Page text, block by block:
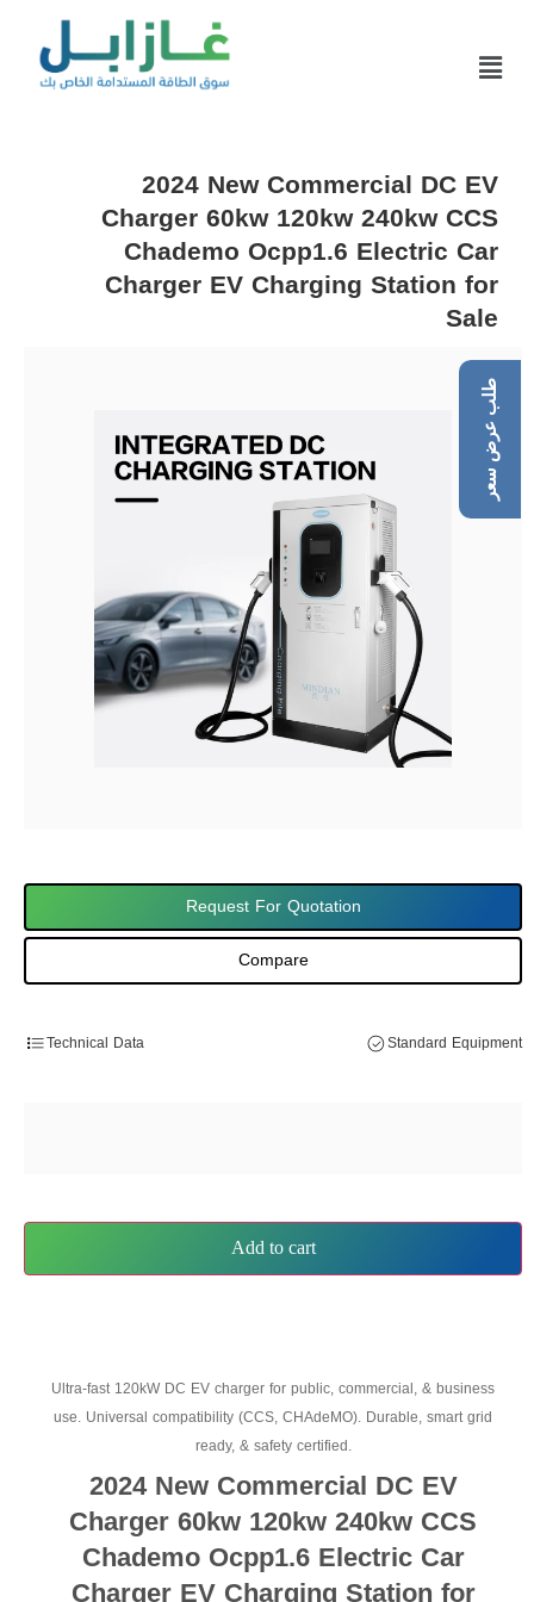
2024 New Commercial DC EV
Charger 60kw 120kw 240kw CCS
Chademo Ocpp1.6 Electric Car
Charger EV Charging Station for
Sale
Request For Quotation
Compare
Technical Data Standard Equipment
Add to cart
Ultra-fast 120kW DC EV charger for public, commercial, & business
use. Universal compatibility (CCS, CHAdeMO). Durable, smart grid
ready, & safety certified.
2024 New Commercial DC EV
Charger 60kw 120kw 240kw CCS
Chademo Ocpp1.6 Electric Car
طلب عرض سعر